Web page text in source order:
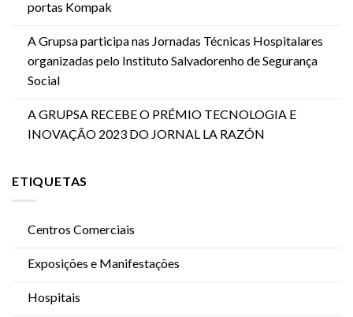
portas Kompak
A Grupsa participa nas Jornadas Técnicas Hospitalares
organizadas pelo Instituto Salvadorenho de Segurança
Social
A GRUPSA RECEBE O PRÉMIO TECNOLOGIA E
INOVAÇÃO 2023 DO JORNAL LA RAZÓN
ETIQUETAS
Centros Comerciais
Exposições e Manifestações
Hospitais